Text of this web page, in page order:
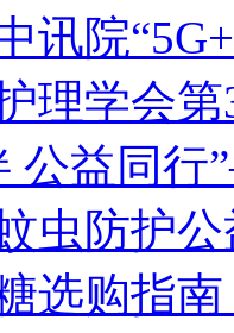
讯院
理学会
公益同
虫防护
选购指